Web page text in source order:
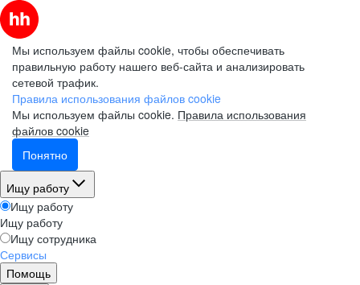
Мы используем файлы cookie, чтобы обеспечивать
правильную работу нашего веб-сайта и анализировать
сетевой трафик.
Правила использования файлов cookie
Мы используем файлы cookie. Правила использования
файлов cookie
Понятно
Ищу работу
Ищу работу
Ищу работу
Ищу сотрудника
Сервисы
Помощь